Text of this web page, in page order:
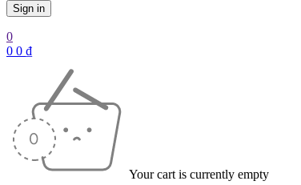
0
0 0 ₫
Your cart is currently empty